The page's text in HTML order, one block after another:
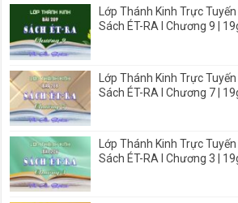
Lớp Thánh Kinh Trực
Sách ÉT-RA I Chương 9 |
Lớp Thánh Kinh Trực
Sách ÉT-RA I Chương 7 |
Lớp Thánh Kinh Trực
Sách ÉT-RA I Chương 3 |